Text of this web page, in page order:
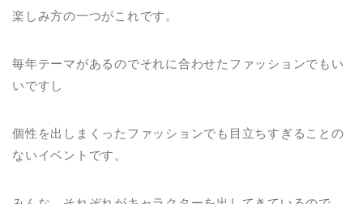
楽しみ方の一つがこれです。
毎年テーマがあるのでそれに合わせたファッションでもい
いですし
個性を出しまくったファッションでも目立ちすぎることの
ないイベントです。